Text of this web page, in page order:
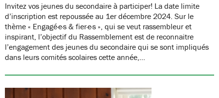
Invitez vos jeunes du secondaire à participer! La date limite
d’inscription est repoussée au 1er décembre 2024. Sur le
thème « Engagé·e·s & fier·e·s », qui se veut rassembleur et
inspirant, l’objectif du Rassemblement est de reconnaitre
l’engagement des jeunes du secondaire qui se sont impliqués
dans leurs comités scolaires cette année,…